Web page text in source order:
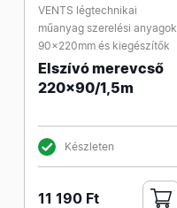
VENTS légtechnikai
műanyag szerelési anyagok
90x220mm és kiegészítők
Elszívó merevcső
220x90/1,5m
Készleten
11 190 Ft